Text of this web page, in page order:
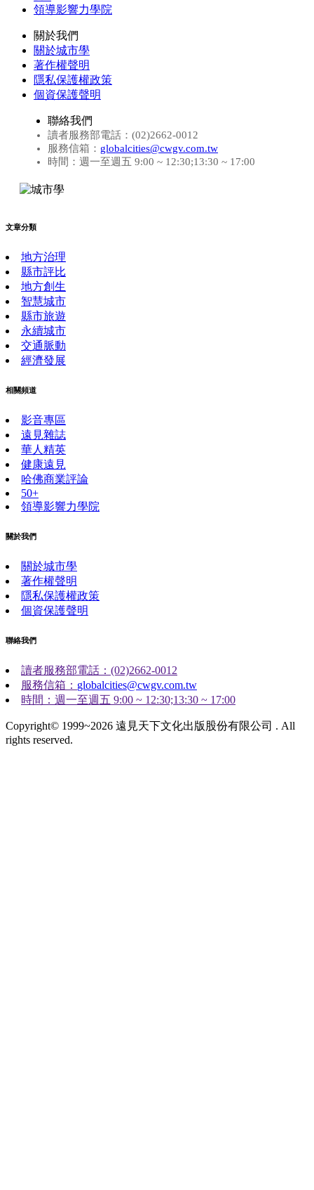
領導影響力學院
關於我們
關於城市學
著作權聲明
隱私保護權政策
個資保護聲明
聯絡我們
讀者服務部電話：(02)2662-0012
服務信箱： globalcities@cwgv.com.tw
時間：週一至週五 9:00 ~ 12:30;13:30 ~ 17:00
文章分類
地方治理
縣市評比
地方創生
智慧城市
縣市旅遊
永續城市
交通脈動
經濟發展
相關頻道
影音專區
遠見雜誌
華人精英
健康遠見
哈佛商業評論
50+
領導影響力學院
關於我們
關於城市學
著作權聲明
隱私保護權政策
個資保護聲明
聯絡我們
讀者服務部電話：(02)2662-0012
服務信箱： globalcities@cwgv.com.tw
時間：週一至週五 9:00 ~ 12:30;13:30 ~ 17:00
Copyright© 1999~2026 遠見天下文化出版股份有限公司 . All
rights reserved.